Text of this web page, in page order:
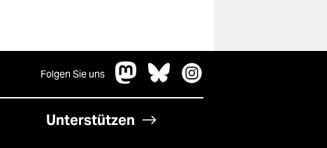
Folgen Sie uns
Unterstützen